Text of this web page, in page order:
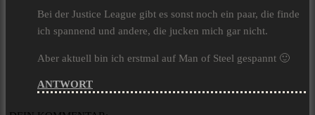
Bei der Justice League gibt es sonst noch ein paar, die finde
ich spannend und andere, die jucken mich gar nicht.
Aber aktuell bin ich erstmal auf Man of Steel gespannt 🙂
ANTWORT